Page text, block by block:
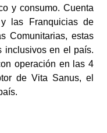
y consumo. Cuenta
y las Franquicias de
Comunitarias, estas
inclusivos en el país.
operación en las 4
de Vita Sanus, el